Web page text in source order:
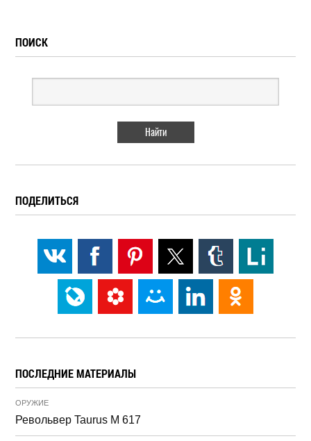
ПОИСК
ПОДЕЛИТЬСЯ
ПОСЛЕДНИЕ МАТЕРИАЛЫ
ОРУЖИЕ
Револьвер Taurus M 617